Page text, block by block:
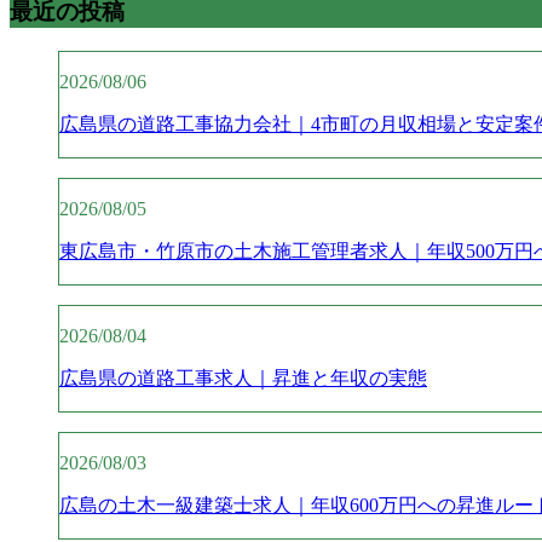
最近の投稿
2026/08/06
広島県の道路工事協力会社｜4市町の月収相場と安定案
2026/08/05
東広島市・竹原市の土木施工管理者求人｜年収500万円
2026/08/04
広島県の道路工事求人｜昇進と年収の実態
2026/08/03
広島の土木一級建築士求人｜年収600万円への昇進ルー